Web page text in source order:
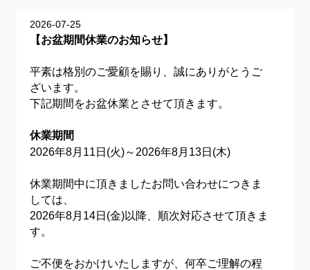
2026-07-25
【お盆期間休業のお知らせ】
平素は格別のご愛顧を賜り、誠にありがとうご
ざいます。
下記期間をお盆休業とさせて頂きます。
休業期間
2026年8月11日(火)～2026年8月13日(木)
休業期間中に頂きましたお問い合わせにつきま
しては、
2026年8月14日(金)以降、順次対応させて頂きま
す。
ご不便をおかけいたしますが、何卒ご理解の程